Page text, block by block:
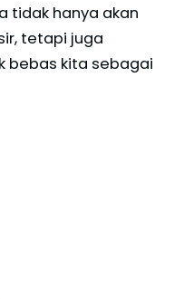
tidak hanya akan
tetapi juga
bebas kita sebagai